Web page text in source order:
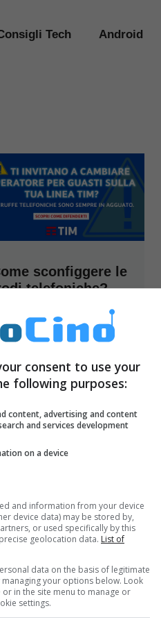
Tech Android
sconfiggere le
telefoniche?
Agosto 6, 2024
test: cosa
e quali
consent to use your
following purposes:
content, advertising and content
and services development
on a device
and information from your device
device data) may be stored by,
or used specifically by this
geolocation data. List of
data on the basis of legitimate
your options below. Look
in the site menu to manage or
settings.